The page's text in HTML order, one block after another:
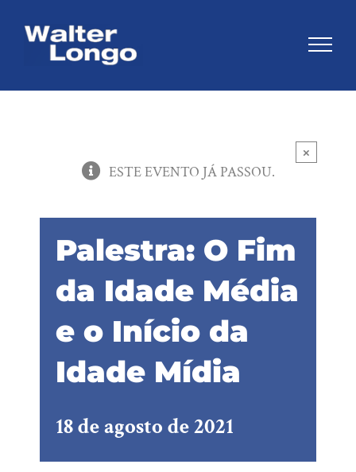
×
ESTE EVENTO JÁ PASSOU.
Palestra: O Fim
da Idade Média
e o Início da
Idade Mídia
18 de agosto de 2021